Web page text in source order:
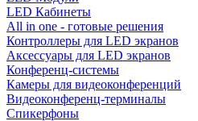
LED Кабинеты
All in one - готовые решения
Контроллеры для LED экранов
Аксессуары для LED экранов
Конференц-системы
Камеры для видеоконференций
Видеоконференц-терминалы
Спикерфоны